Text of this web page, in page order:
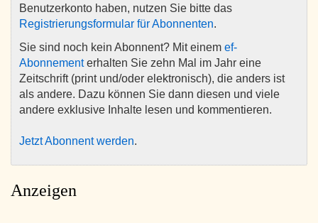
Benutzerkonto haben, nutzen Sie bitte das
Registrierungsformular für Abonnenten.
Sie sind noch kein Abonnent? Mit einem ef-
Abonnementerhalten Sie zehn Mal im Jahr eine
Zeitschrift (print und/oder elektronisch), die anders ist
als andere. Dazu können Sie dann diesen und viele
andere exklusive Inhalte lesen und kommentieren.
Jetzt Abonnent werden.
Anzeigen